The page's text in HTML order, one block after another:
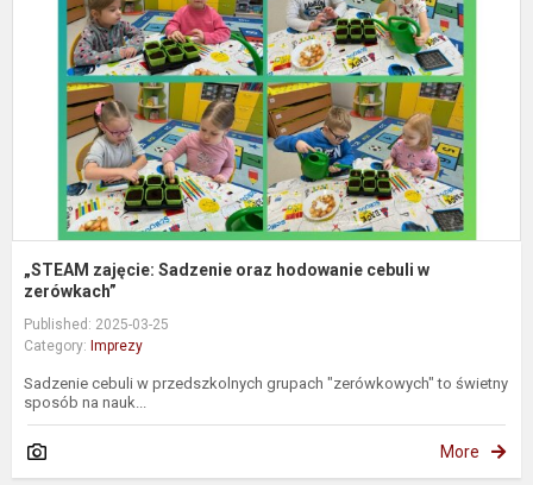
„STEAM zajęcie: Sadzenie oraz hodowanie cebuli w
zerówkach”
Published: 2025-03-25
Category: Imprezy
Sadzenie cebuli w przedszkolnych grupach "zerówkowych" to świetny
sposób na nauk...
More